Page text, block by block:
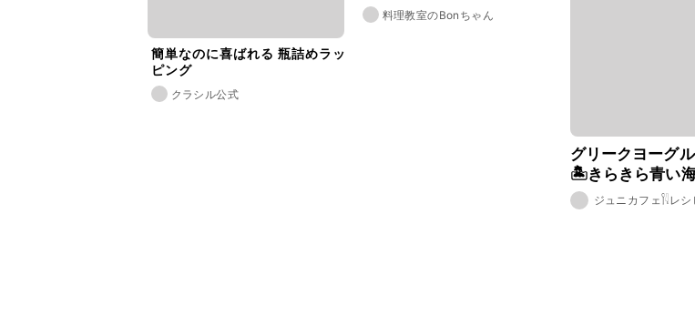
簡単なのに喜ばれる 瓶詰めラッ
ピング
クラシル公式
料理教室のBonちゃん
グリークヨーグ
🏝️きらきら青い
ジュニカフェ𓌉𓇋レ